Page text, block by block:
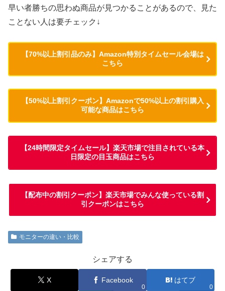
早い者勝ちの思わぬ商品が見つかることがあるので、見た
ことない人は要チェック↓
【70%以上割引品のみ】Amazon特別タイムセール会場は
こちら
【50%以上割引クーポン】Amazonで50%以上の割引購入
可能な商品はこちら
【24時間限定タイムセール】楽天市場で注目されている本
日限定の目玉商品はこちら
【配布中の割引クーポン】楽天市場でみんな使っている割
引クーポンはこちら
モニターの違い・比較
シェアする
X Facebook
0
はてブ
0